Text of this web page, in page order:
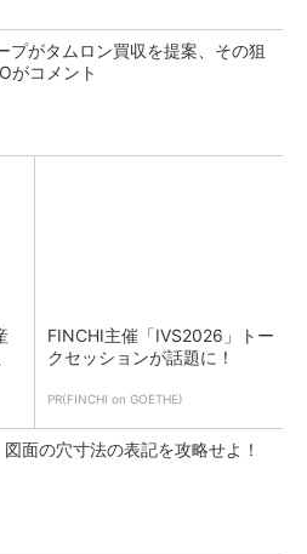
プがタムロン買収を提案、その狙
がコメント
FINCHI主催「IVS2026」トー
クセッションが話題に！
PR(FINCHI on GOETHE)
図面の穴寸法の表記を攻略せよ！